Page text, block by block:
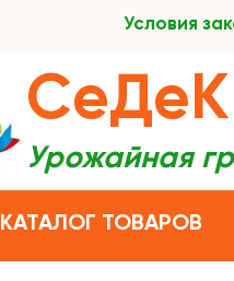
Условия
КАТАЛОГ ТОВАРОВ
СеДеК
Урожайная